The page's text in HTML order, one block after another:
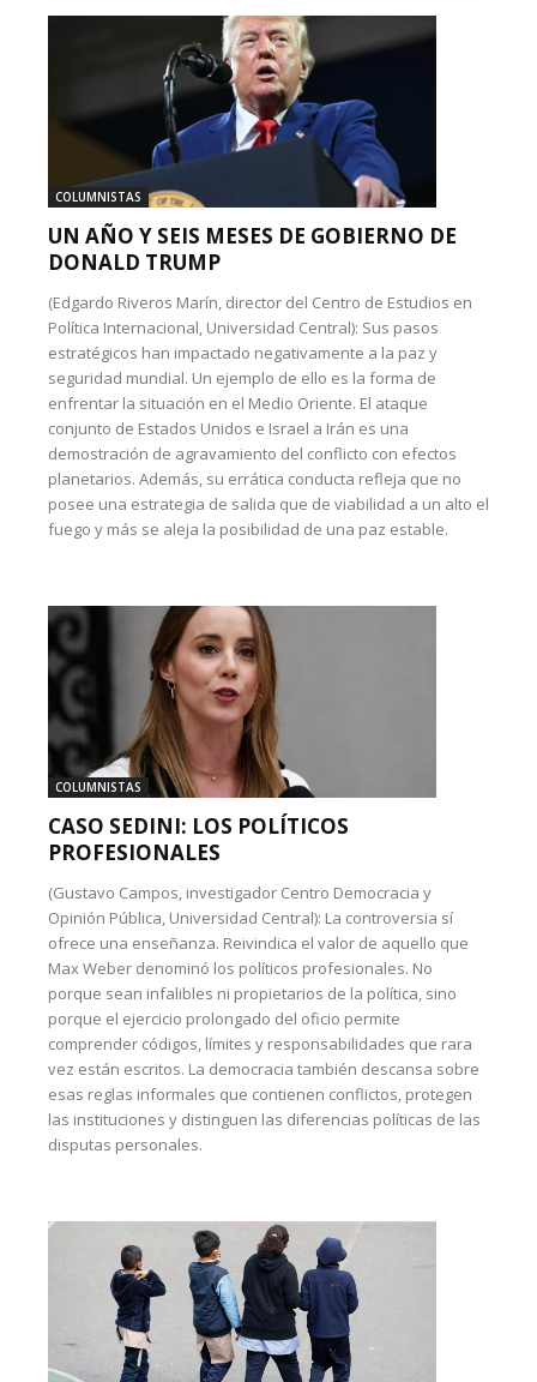
COLUMNISTAS
UN AÑO Y SEIS MESES DE GOBIERNO DE
DONALD TRUMP
(Edgardo Riveros Marín, director del Centro de Estudios en
Política Internacional, Universidad Central): Sus pasos
estratégicos han impactado negativamente a la paz y
seguridad mundial. Un ejemplo de ello es la forma de
enfrentar la situación en el Medio Oriente. El ataque
conjunto de Estados Unidos e Israel a Irán es una
demostración de agravamiento del conflicto con efectos
planetarios. Además, su errática conducta refleja que no
posee una estrategia de salida que de viabilidad a un alto el
fuego y más se aleja la posibilidad de una paz estable.
COLUMNISTAS
CASO SEDINI: LOS POLÍTICOS
PROFESIONALES
(Gustavo Campos, investigador Centro Democracia y
Opinión Pública, Universidad Central): La controversia sí
ofrece una enseñanza. Reivindica el valor de aquello que
Max Weber denominó los políticos profesionales. No
porque sean infalibles ni propietarios de la política, sino
porque el ejercicio prolongado del oficio permite
comprender códigos, límites y responsabilidades que rara
vez están escritos. La democracia también descansa sobre
esas reglas informales que contienen conflictos, protegen
las instituciones y distinguen las diferencias políticas de las
disputas personales.